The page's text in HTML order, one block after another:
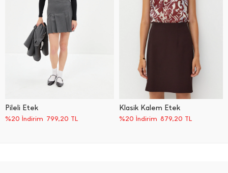
Pileli Etek
%20 İndirim 799,20 TL
Klasik Kalem Etek
%20 İndirim 879,20 TL